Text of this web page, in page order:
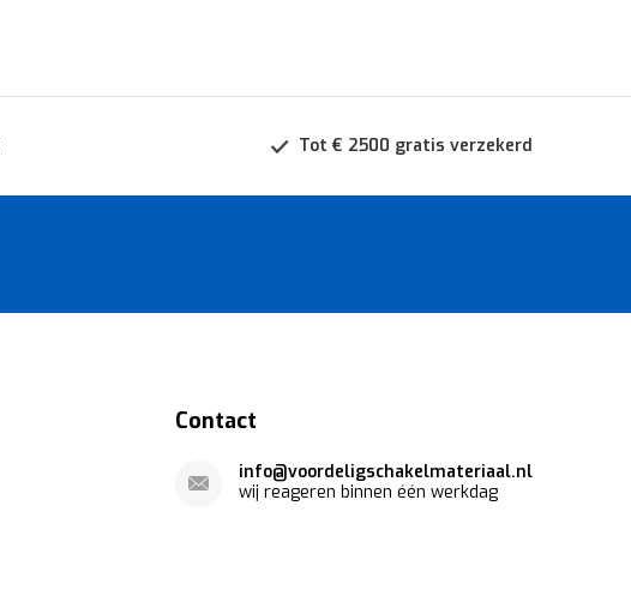
Tot € 2500 gratis verzekerd
Contact
info@voordeligschakelmateriaal.nl
wij reageren binnen één werkdag